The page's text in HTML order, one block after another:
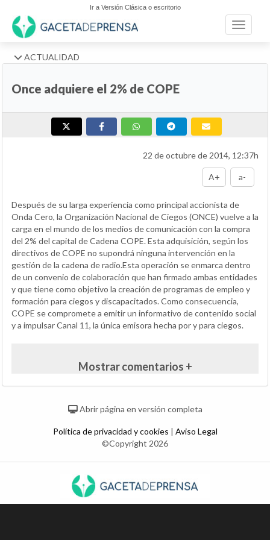
Ir a Versión Clásica o escritorio
Toggle
ACTUALIDAD
Once adquiere el 2% de COPE
22 de octubre de 2014, 12:37h
A+ a-
Después de su larga experiencia como principal accionista de
Onda Cero, la Organización Nacional de Ciegos (ONCE) vuelve a la
carga en el mundo de los medios de comunicación con la compra
del 2% del capital de Cadena COPE. Esta adquisición, según los
directivos de COPE no supondrá ninguna intervención en la
gestión de la cadena de radio.Esta operación se enmarca dentro
de un convenio de colaboración que han firmado ambas entidades
y que tiene como objetivo la creación de programas de empleo y
formación para ciegos y discapacitados. Como consecuencia,
COPE se compromete a emitir un informativo de contenido social
y a impulsar Canal 11, la única emisora hecha por y para ciegos.
Mostrar comentarios +
Abrir página en versión completa
Política de privacidad y cookies | Aviso Legal
©Copyright 2026